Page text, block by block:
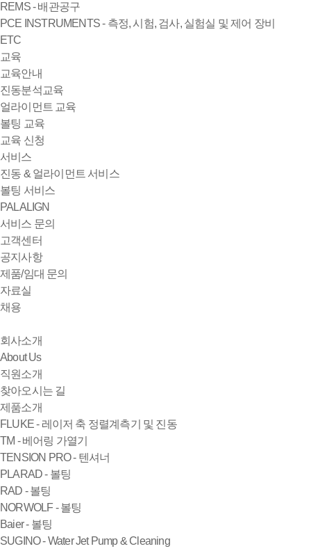
REMS - 배관공구
PCE INSTRUMENTS - 측정, 시험, 검사, 실험실 및 제어 장비
ETC
교육
교육안내
진동분석교육
얼라이먼트 교육
볼팅 교육
교육 신청
서비스
진동 & 얼라이먼트 서비스
볼팅 서비스
PALALIGN
서비스 문의
고객센터
공지사항
제품/임대 문의
자료실
채용
회사소개
About Us
직원소개
찾아오시는 길
제품소개
FLUKE - 레이저 축 정렬계측기 및 진동
TM - 베어링 가열기
TENSION PRO - 텐셔너
PLARAD - 볼팅
RAD - 볼팅
NORWOLF - 볼팅
Baier - 볼팅
SUGINO - Water Jet Pump & Cleaning